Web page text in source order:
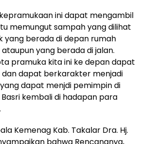
ini dapat mengambil
memungut sampah yang dilihat
yang berada di depan rumah
yang berada di jalan.
pramuka kita ini ke depan dapat
dapat berkarakter menjadi
dapat menjdi pemimpin di
Basri kembali di hadapan para
Kemenag Kab. Takalar Dra. Hj.